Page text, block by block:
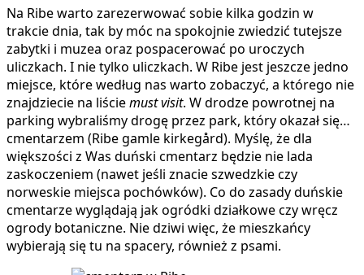
Na Ribe warto zarezerwować sobie kilka godzin w
trakcie dnia, tak by móc na spokojnie zwiedzić tutejsze
zabytki i muzea oraz pospacerować po uroczych
uliczkach. I nie tylko uliczkach. W Ribe jest jeszcze jedno
miejsce, które według nas warto zobaczyć, a którego nie
znajdziecie na liściemust visit. W drodze powrotnej na
parking wybraliśmy drogę przez park, który okazał się…
cmentarzem (Ribe gamle kirkegård). Myślę, że dla
większości z Was duński cmentarz będzie nie lada
zaskoczeniem (nawet jeśli znacie szwedzkie czy
norweskie miejsca pochówków). Co do zasady duńskie
cmentarze wyglądają jak ogródki działkowe czy wręcz
ogrody botaniczne. Nie dziwi więc, że mieszkańcy
wybierają się tu na spacery, również z psami.